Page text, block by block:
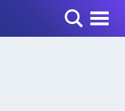
Toggle Menu